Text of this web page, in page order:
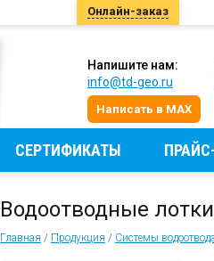
Онлайн-заказ
Напишите нам:
info@td-geo.ru
Написать в MAX
СЕРТИФИКАТЫ
Водоотводные
Главная / Продукция / Системы водоотвода